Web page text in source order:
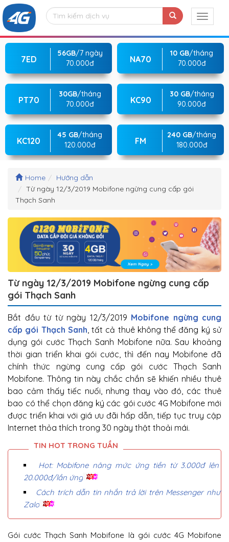
7ED
56GB/7 ngày
70.000đ
NA70
10 GB/tháng
70.000đ
PT70
30GB/tháng
70.000đ
KC90
30 GB/tháng
90.000đ
KC120
45 GB/tháng
120.000đ
FM
240 GB/tháng
180.000đ
Home
Hướng dẫn
Từ ngày 12/3/2019 Mobifone ngừng cung cấp gói
Thạch Sanh
Từ ngày 12/3/2019 Mobifone ngừng cung cấp
gói Thạch Sanh
Bắt đầu từ từ ngày 12/3/2019 Mobifone ngừng cung
cấp gói Thạch Sanh, tất cả thuê không thể đăng ký sử
dụng gói cước Thạch Sanh Mobifone nữa. Sau khoảng
thời gian triển khai gói cước, thì đến nay Mobifone đã
chính thức ngừng cung cấp gói cước Thạch Sanh
Mobifone. Thông tin này chắc chắn sẽ khiến nhiều thuê
bao cảm thấy tiếc nuối, nhưng thay vào đó, các thuê
bao có thể chọn đăng ký các gói cước 4G Mobifone mới
được triển khai với giá ưu đãi hấp dẫn, tiếp tục truy cập
Internet thỏa thích trong 30 ngày thật thoải mái.
Hot: Mobifone nâng mức ứng tiền từ 3.000đ lên
20.000đ/lần ứng
Cách trích dẫn tin nhắn trả lời trên Messenger như
Zalo
Gói cước Thạch Sanh Mobifone là gói cước 4G Mobifone